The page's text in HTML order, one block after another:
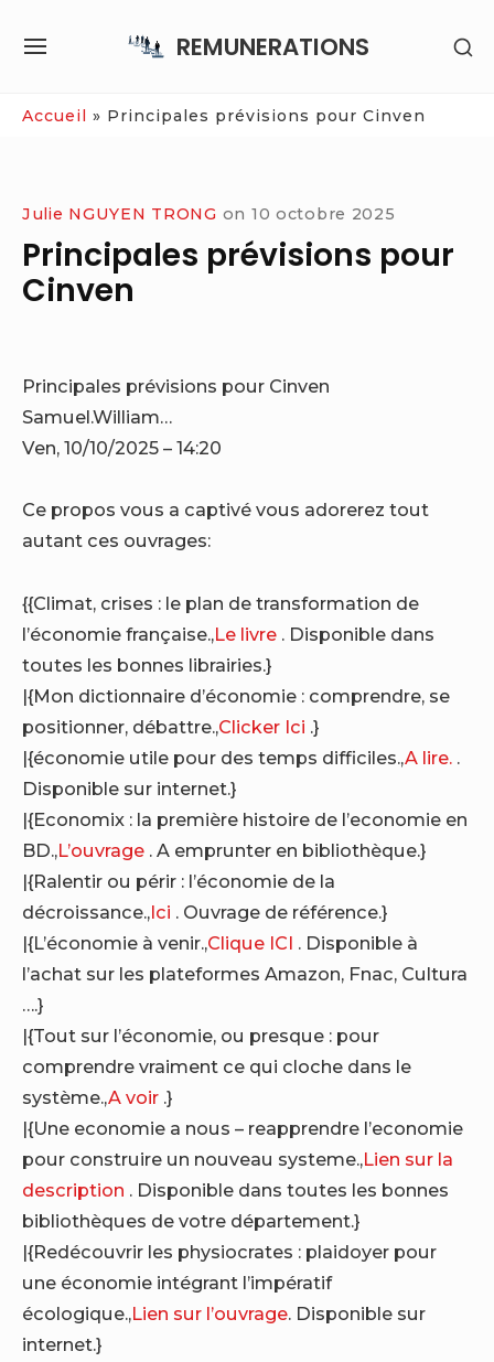
REMUNERATIONS
SITE
Accueil » Principales prévisions pour Cinven
Julie NGUYEN TRONG on 10 octobre 2025
Principales prévisions pour
Cinven
Principales prévisions pour Cinven
Samuel.William…
Ven, 10/10/2025 – 14:20
Ce propos vous a captivé vous adorerez tout
autant ces ouvrages:
{{Climat, crises : le plan de transformation de
l’économie française.,Le livre . Disponible dans
toutes les bonnes librairies.}
|{Mon dictionnaire d’économie : comprendre, se
positionner, débattre.,Clicker Ici .}
|{économie utile pour des temps difficiles.,A lire. .
Disponible sur internet.}
|{Economix : la première histoire de l’economie en
BD.,L’ouvrage . A emprunter en bibliothèque.}
|{Ralentir ou périr : l’économie de la
décroissance.,Ici . Ouvrage de référence.}
|{L’économie à venir.,Clique ICI . Disponible à
l’achat sur les plateformes Amazon, Fnac, Cultura
….}
|{Tout sur l’économie, ou presque : pour
comprendre vraiment ce qui cloche dans le
système.,A voir .}
|{Une economie a nous – reapprendre l’economie
pour construire un nouveau systeme.,Lien sur la
description . Disponible dans toutes les bonnes
bibliothèques de votre département.}
|{Redécouvrir les physiocrates : plaidoyer pour
une économie intégrant l’impératif
écologique.,Lien sur l’ouvrage. Disponible sur
internet.}